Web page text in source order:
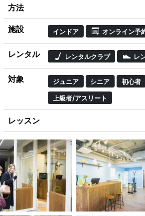
方法
施設 インドア オンライン予
レンタル レンタルクラブ レ
対象 ジュニア シニア 初心者
上級者/アスリート
レッスン